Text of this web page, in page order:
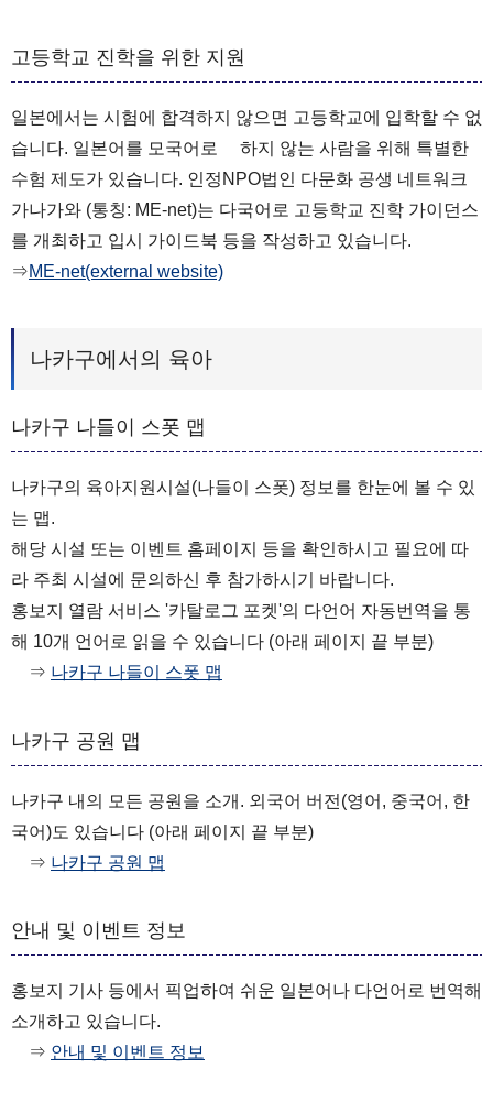
고등학교 진학을 위한 지원
일본에서는 시험에 합격하지 않으면 고등학교에 입학할 수 없
습니다. 일본어를 모국어로 하지 않는 사람을 위해 특별한
수험 제도가 있습니다. 인정NPO법인 다문화 공생 네트워크
가나가와 (통칭: ME-net)는 다국어로 고등학교 진학 가이던스
를 개최하고 입시 가이드북 등을 작성하고 있습니다.
⇒ME-net(external website)
나카구에서의 육아
나카구 나들이 스폿 맵
나카구의 육아지원시설(나들이 스폿) 정보를 한눈에 볼 수 있
는 맵.
해당 시설 또는 이벤트 홈페이지 등을 확인하시고 필요에 따
라 주최 시설에 문의하신 후 참가하시기 바랍니다.
홍보지 열람 서비스 '카탈로그 포켓'의 다언어 자동번역을 통
해 10개 언어로 읽을 수 있습니다 (아래 페이지 끝 부분)
⇒ 나카구 나들이 스폿 맵
나카구 공원 맵
나카구 내의 모든 공원을 소개. 외국어 버전(영어, 중국어, 한
국어)도 있습니다 (아래 페이지 끝 부분)
⇒ 나카구 공원 맵
안내 및 이벤트 정보
홍보지 기사 등에서 픽업하여 쉬운 일본어나 다언어로 번역해
소개하고 있습니다.
⇒ 안내 및 이벤트 정보